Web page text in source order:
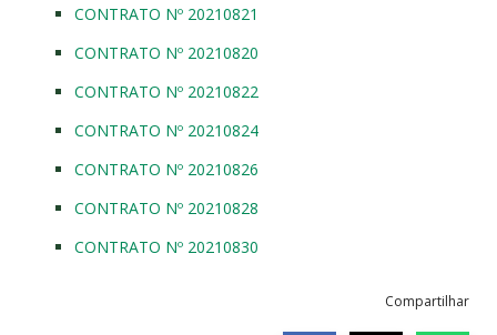
CONTRATO Nº 20210821
CONTRATO Nº 20210820
CONTRATO Nº 20210822
CONTRATO Nº 20210824
CONTRATO Nº 20210826
CONTRATO Nº 20210828
CONTRATO Nº 20210830
Compartilhar